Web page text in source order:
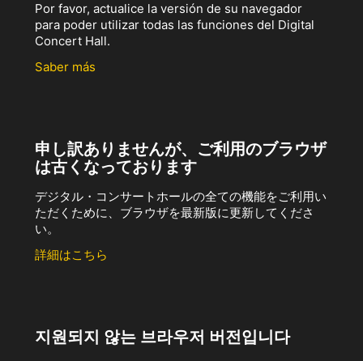
Por favor, actualice la versión de su navegador
para poder utilizar todas las funciones del Digital
Concert Hall.
Saber más
申し訳ありませんが、ご利用のブラウザ
は古くなっております
デジタル・コンサートホールの全ての機能をご利用い
ただくために、ブラウザを最新版に更新してくださ
い。
詳細はこちら
지원되지 않는 브라우저 버전입니다